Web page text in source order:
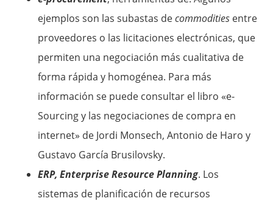
ejemplos son las subastas decommodities entre
proveedores o las licitaciones electrónicas, que
permiten una negociación más cualitativa de
forma rápida y homogénea. Para más
información se puede consultar el libro «e-
Sourcing y las negociaciones de compra en
internet» de Jordi Monsech, Antonio de Haro y
Gustavo García Brusilovsky.
ERP, Enterprise Resource Planning. Los
sistemas de planificación de recursos